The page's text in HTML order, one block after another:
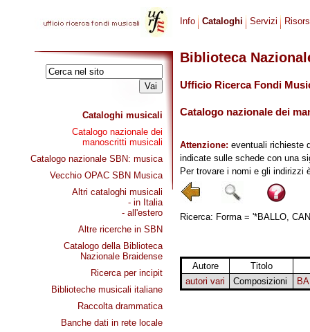
Cataloghi musicali
Catalogo nazionale dei
manoscritti musicali
Catalogo nazionale SBN: musica
Vecchio OPAC SBN Musica
Altri cataloghi musicali
- in Italia
- all'estero
Altre ricerche in SBN
Catalogo della Biblioteca
Nazionale Braidense
Ricerca per incipit
Biblioteche musicali italiane
Raccolta drammatica
Banche dati in rete locale
Info Cataloghi Servizi
Biblioteca
Ufficio Ricerca Fondi
Catalogo nazionale dei
Attenzione: eventuali richieste
indicate sulle schede con una
Per trovare i nomi e gli indirizzi
Ricerca: Forma = '*BALLO,
Autore
Titolo
autori vari
Composizioni